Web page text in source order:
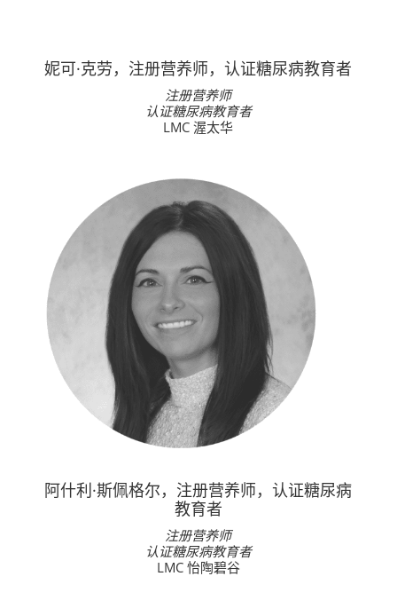
妮可·克劳，注册营养师，认证糖尿病教育者
注册营养师
认证糖尿病教育者
LMC 渥太华
阿什利·斯佩格尔，注册营养师，认证糖尿病
教育者
注册营养师
认证糖尿病教育者
LMC 怡陶碧谷